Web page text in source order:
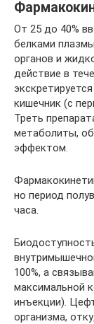
От 25 до 40%
белками
органов и
действие в
кишечник (с
Треть
метаболиты,
эффектом.
но период
часа.
100%, а
максимальной
инъекции).
организма,